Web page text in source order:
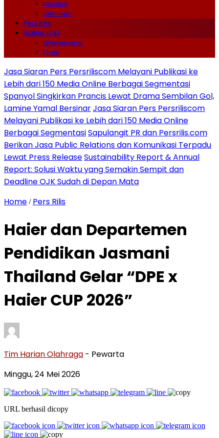
Renang
Lain-Lain
Pers Rilis
RUBRIK LAIN
Wawancara
Profil
Jasa Siaran Pers Persriliscom Melayani Publikasi ke
Lebih dari 150 Media Online Berbagai Segmentasi
Spanyol Singkirkan Prancis Lewat Drama Sembilan Gol,
Lamine Yamal BersinarJasa Siaran Pers Persriliscom
Melayani Publikasi ke Lebih dari 150 Media Online
Berbagai SegmentasiSapulangit PR dan Persrilis.com
Berikan Jasa Public Relations dan Komunikasi Terpadu
Lewat Press ReleaseSustainability Report & Annual
Report: Solusi Waktu yang Semakin Sempit dan
Deadline OJK Sudah di Depan Mata
Home / Pers Rilis
Haier dan Departemen
Pendidikan Jasmani
Thailand Gelar “DPE x
Haier CUP 2026”
Tim Harian Olahraga - Pewarta
Minggu, 24 Mei 2026
URL berhasil dicopy